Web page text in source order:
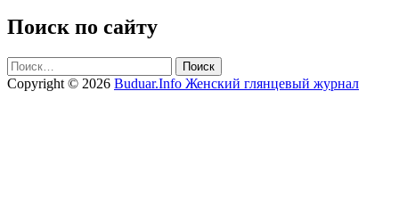
Поиск по сайту
Найти:
Copyright © 2026 Buduar.Info Женский глянцевый журнал